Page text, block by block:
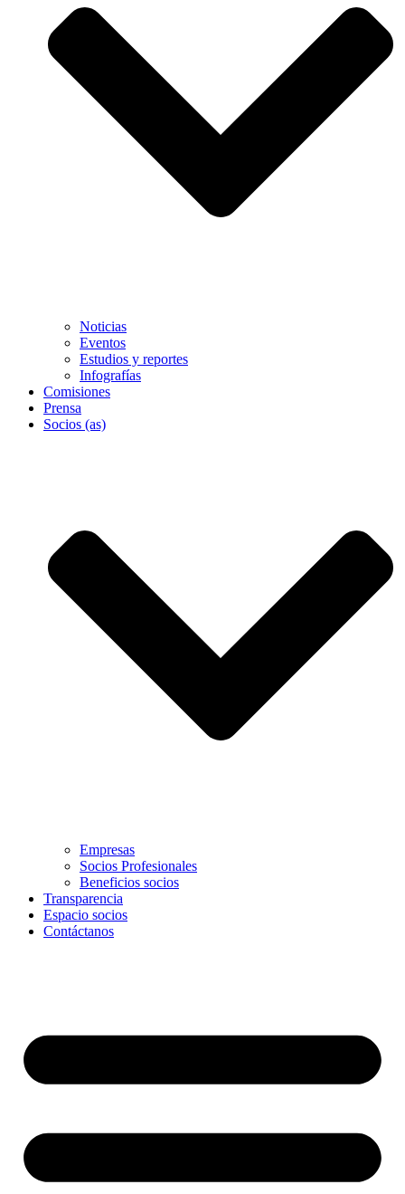
Noticias
Eventos
Estudios y reportes
Infografías
Comisiones
Prensa
Socios (as)
Empresas
Socios Profesionales
Beneficios socios
Transparencia
Espacio socios
Contáctanos